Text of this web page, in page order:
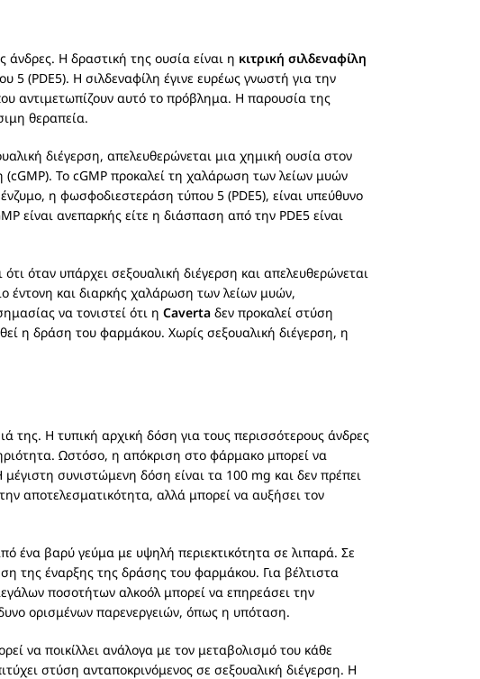
άνδρες. Η δραστική της ουσία είναι η κιτρική σιλδεναφίλη
(PDE5). Η σιλδεναφίλη έγινε ευρέως γνωστή για την
αντιμετωπίζουν αυτό το πρόβλημα. Η παρουσία της
θεραπεία.
διέγερση, απελευθερώνεται μια χημική ουσία στον
(cGMP). Το cGMP προκαλεί τη χαλάρωση των λείων μυών
η φωσφοδιεστεράση τύπου 5 (PDE5), είναι υπεύθυνο
είναι ανεπαρκής είτε η διάσπαση από την PDE5 είναι
όταν υπάρχει σεξουαλική διέγερση και απελευθερώνεται
έντονη και διαρκής χαλάρωση των λείων μυών,
να τονιστεί ότι η Caverta δεν προκαλεί στύση
η δράση του φαρμάκου. Χωρίς σεξουαλική διέγερση, η
της. Η τυπική αρχική δόση για τους περισσότερους άνδρες
Ωστόσο, η απόκριση στο φάρμακο μπορεί να
συνιστώμενη δόση είναι τα 100 mg και δεν πρέπει
αποτελεσματικότητα, αλλά μπορεί να αυξήσει τον
ένα βαρύ γεύμα με υψηλή περιεκτικότητα σε λιπαρά. Σε
της έναρξης της δράσης του φαρμάκου. Για βέλτιστα
ποσοτήτων αλκοόλ μπορεί να επηρεάσει την
ορισμένων παρενεργειών, όπως η υπόταση.
να ποικίλλει ανάλογα με τον μεταβολισμό του κάθε
στύση ανταποκρινόμενος σε σεξουαλική διέγερση. Η